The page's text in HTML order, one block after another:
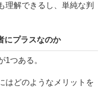
理解できるし、単純な判
にプラスなのか
1つある。
はどのようなメリットを